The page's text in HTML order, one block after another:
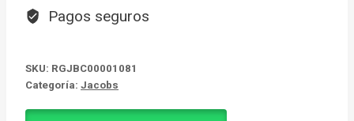
Pagos seguros
SKU: RGJBC00001081
Categoría: Jacobs